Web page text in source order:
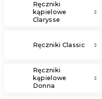
Ręczniki
kąpielowe
Clarysse
Ręczniki Classic
Ręczniki
kąpielowe
Donna